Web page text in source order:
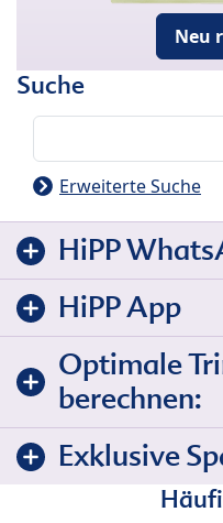
Neu
Suche
Erweiterte Suche
HiPP
HiPP App
Optimale
berechnen:
Exklusive